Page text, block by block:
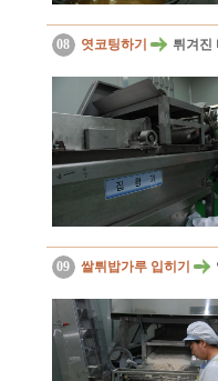
08 엿코팅하기 튀겨진
09 쌀튀밥가루 입히기